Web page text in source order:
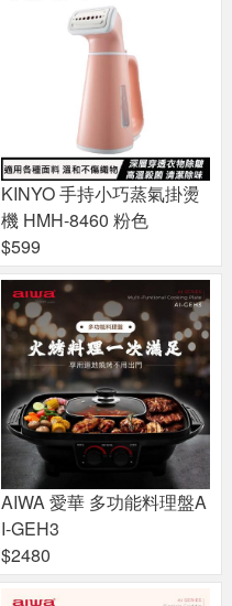
KINYO 手持小巧蒸氣掛燙
機 HMH-8460 粉色
$599
AIWA 愛華 多功能料理盤A
I-GEH3
$2480